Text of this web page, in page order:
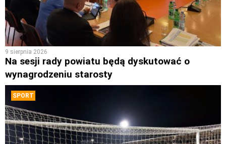
9 sierpnia 2026
Na sesji rady powiatu będą dyskutować o
wynagrodzeniu starosty
SPORT